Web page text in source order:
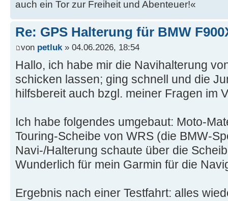
auch ein Tor zur Freiheit und Abenteuer!«
Re: GPS Halterung für BMW
von petluk » 04.06.2026, 18:54
Hallo, ich habe mir die Navihalterung
schicken lassen; ging schnell und die
hilfsbereit auch bzgl. meiner Fragen im
Ich habe folgendes umgebaut: Moto-
Touring-Scheibe von WRS (die BMW-
Navi-/Halterung schaute über die
Wunderlich für mein Garmin für die
Ergebnis nach einer Testfahrt: alles